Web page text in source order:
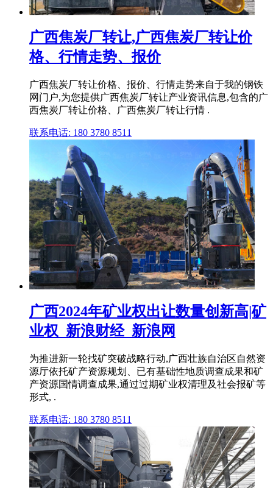
广西焦炭厂转让,广西焦炭厂转让价
格、行情走势、报价
广西焦炭厂转让价格、报价、行情走势来自于我的钢铁
网门户,为您提供广西焦炭厂转让产业资讯信息,包含的广
西焦炭厂转让价格、广西焦炭厂转让行情 .
联系电话: 180 3780 8511
广西2024年矿业权出让数量创新高|矿
业权_新浪财经_新浪网
为推进新一轮找矿突破战略行动,广西壮族自治区自然资
源厅依托矿产资源规划、已有基础性地质调查成果和矿
产资源国情调查成果,通过过期矿业权清理及社会报矿等
形式, .
联系电话: 180 3780 8511